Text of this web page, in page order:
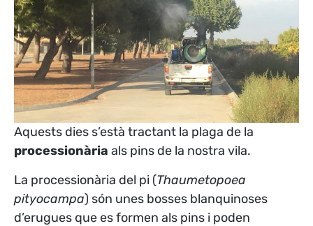
Aquests dies s’està tractant la plaga de la
processionària als pins de la nostra vila.
La processionària del pi (Thaumetopoea
pityocampa) són unes bosses blanquinoses
d’erugues que es formen als pins i poden